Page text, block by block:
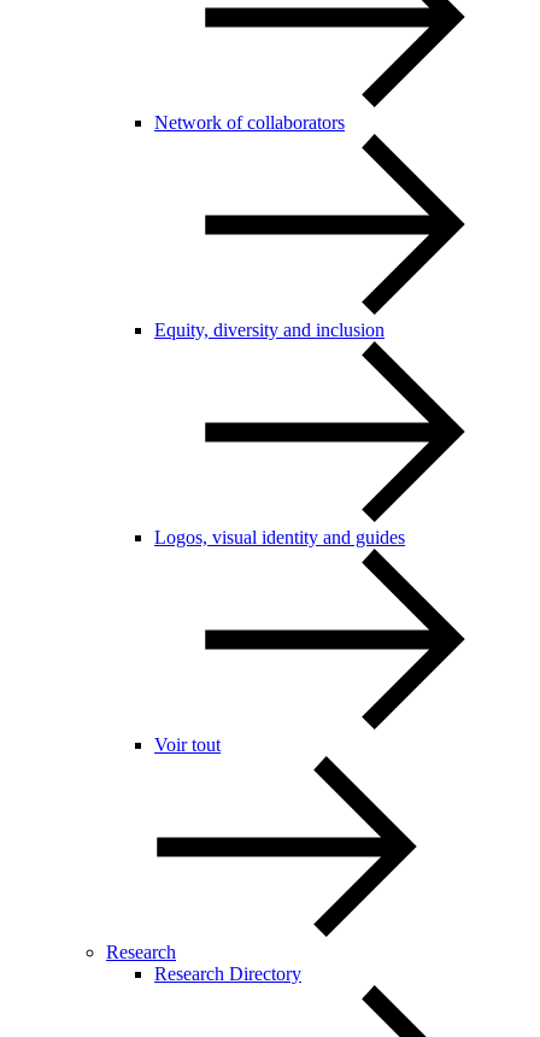
Network of collaborators
Equity, diversity and inclusion
Logos, visual identity and guides
Voir tout
Research
Research Directory